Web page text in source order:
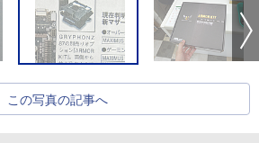
この写真の記事へ